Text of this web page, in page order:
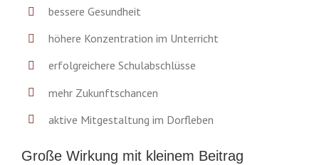
bessere Gesundheit
höhere Konzentration im Unterricht
erfolgreichere Schulabschlüsse
mehr Zukunftschancen
aktive Mitgestaltung im Dorfleben
Große Wirkung mit kleinem Beitrag